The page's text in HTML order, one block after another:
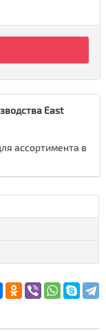
East
ассортимента в